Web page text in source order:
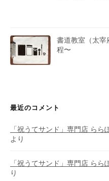
書道教室（太宰
程〜
最近のコメント
「祝うてサンド」専門店 らら
より
「祝うてサンド」専門店 らら
り